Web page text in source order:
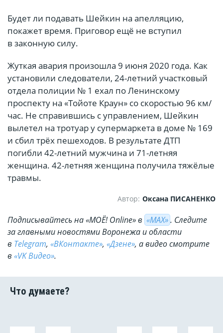
Будет ли подавать Шейкин на апелляцию,
покажет время. Приговор ещё не вступил
в законную силу.
Жуткая авария произошла 9 июня 2020 года. Как
установили следователи, 24-летний участковый
отдела полиции № 1 ехал по Ленинскому
проспекту на «Тойоте Краун» со скоростью 96 км/
час. Не справившись с управлением, Шейкин
вылетел на тротуар у супермаркета в доме № 169
и сбил трёх пешеходов. В результате ДТП
погибли 42-летний мужчина и 71-летняя
женщина. 42-летняя женщина получила тяжёлые
травмы.
Автор: Оксана ПИСАНЕНКО
Подписывайтесь на «МОЁ! Online» в «МАХ». Cледите
за главными новостями Воронежа и области
в Telegram, «ВКонтакте», «Дзене», а видео смотрите
в «VK Видео».